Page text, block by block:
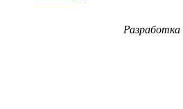
Разработка